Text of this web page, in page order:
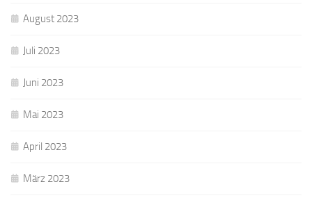
August 2023
Juli 2023
Juni 2023
Mai 2023
April 2023
März 2023